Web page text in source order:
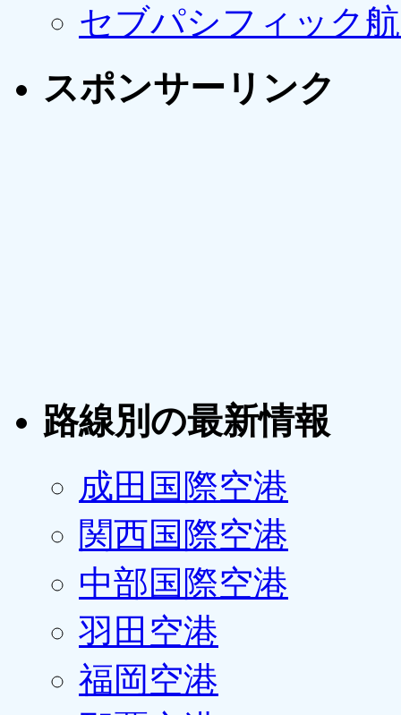
セブパシフィック
スポンサーリンク
路線別の最新情報
成田国際空港
関西国際空港
中部国際空港
羽田空港
福岡空港